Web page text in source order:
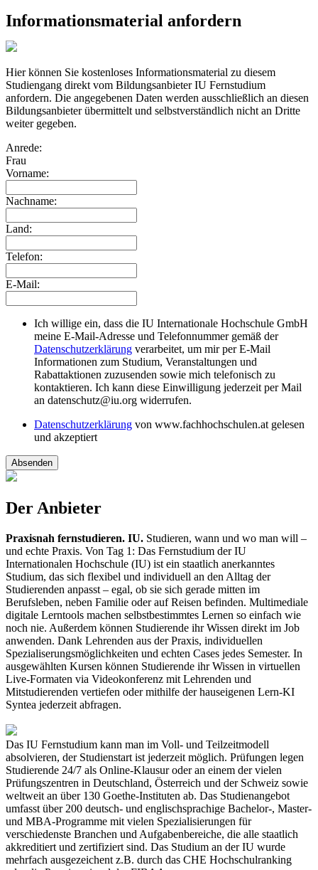
Informationsmaterial anfordern
Hier können Sie kostenloses Informationsmaterial zu diesem
Studiengang direkt vom Bildungsanbieter IU Fernstudium
anfordern. Die angegebenen Daten werden ausschließlich an diesen
Bildungsanbieter übermittelt und selbstverständlich nicht an Dritte
weiter gegeben.
Anrede:
Frau
Vorname:
Nachname:
Land:
Telefon:
E-Mail:
Ich willige ein, dass die IU Internationale Hochschule GmbH
meine E-Mail-Adresse und Telefonnummer gemäß der
Datenschutzerklärung verarbeitet, um mir per E-Mail
Informationen zum Studium, Veranstaltungen und
Rabattaktionen zuzusenden sowie mich telefonisch zu
kontaktieren. Ich kann diese Einwilligung jederzeit per Mail
an datenschutz@iu.org widerrufen.
Datenschutzerklärung von www.fachhochschulen.at gelesen
und akzeptiert
Absenden
Der Anbieter
Praxisnah fernstudieren. IU. Studieren, wann und wo man will –
und echte Praxis. Von Tag 1: Das Fernstudium der IU
Internationalen Hochschule (IU) ist ein staatlich anerkanntes
Studium, das sich flexibel und individuell an den Alltag der
Studierenden anpasst – egal, ob sie sich gerade mitten im
Berufsleben, neben Familie oder auf Reisen befinden. Multimediale
digitale Lerntools machen selbstbestimmtes Lernen so einfach wie
noch nie. Außerdem können Studierende ihr Wissen direkt im Job
anwenden. Dank Lehrenden aus der Praxis, individuellen
Spezialiserungsmöglichkeiten und echten Cases jedes Semester. In
ausgewählten Kursen können Studierende ihr Wissen in virtuellen
Live-Formaten via Videokonferenz mit Lehrenden und
Mitstudierenden vertiefen oder mithilfe der hauseigenen Lern-KI
Syntea jederzeit abfragen.
Das IU Fernstudium kann man im Voll- und Teilzeitmodell
absolvieren, der Studienstart ist jederzeit möglich. Prüfungen legen
Studierende 24/7 als Online-Klausur oder an einem der vielen
Prüfungszentren in Deutschland, Österreich und der Schweiz sowie
weltweit an über 130 Goethe-Instituten ab. Das Studienangebot
umfasst über 200 deutsch- und englischsprachige Bachelor-, Master-
und MBA-Programme mit vielen Spezialisierungen für
verschiedenste Branchen und Aufgabenbereiche, die alle staatlich
akkreditiert und zertifiziert sind. Das Studium an der IU wurde
mehrfach ausgezeichent z.B. durch das CHE Hochschulranking